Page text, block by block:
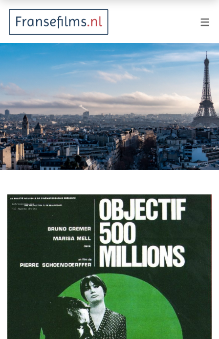
Animatie
Documentaire
Drama
Fantasy
Horror
Kostuumdrama
Oorlogsfilm
Romantische komedie